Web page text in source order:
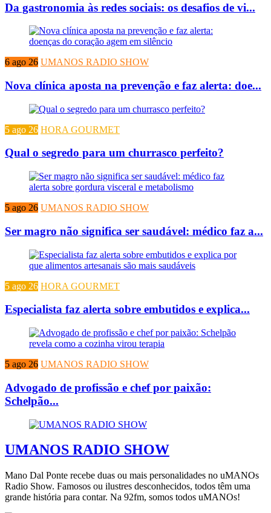
Da gastronomia às redes sociais: os desafios de vi...
6 ago 26 UMANOS RADIO SHOW
Nova clínica aposta na prevenção e faz alerta: doe...
5 ago 26 HORA GOURMET
Qual o segredo para um churrasco perfeito?
5 ago 26 UMANOS RADIO SHOW
Ser magro não significa ser saudável: médico faz a...
5 ago 26 HORA GOURMET
Especialista faz alerta sobre embutidos e explica...
5 ago 26 UMANOS RADIO SHOW
Advogado de profissão e chef por paixão:
Schelpão...
UMANOS RADIO SHOW
Mano Dal Ponte recebe duas ou mais personalidades no uMANOs
Radio Show. Famosos ou ilustres desconhecidos, todos têm uma
grande história para contar. Na 92fm, somos todos uMANOs!